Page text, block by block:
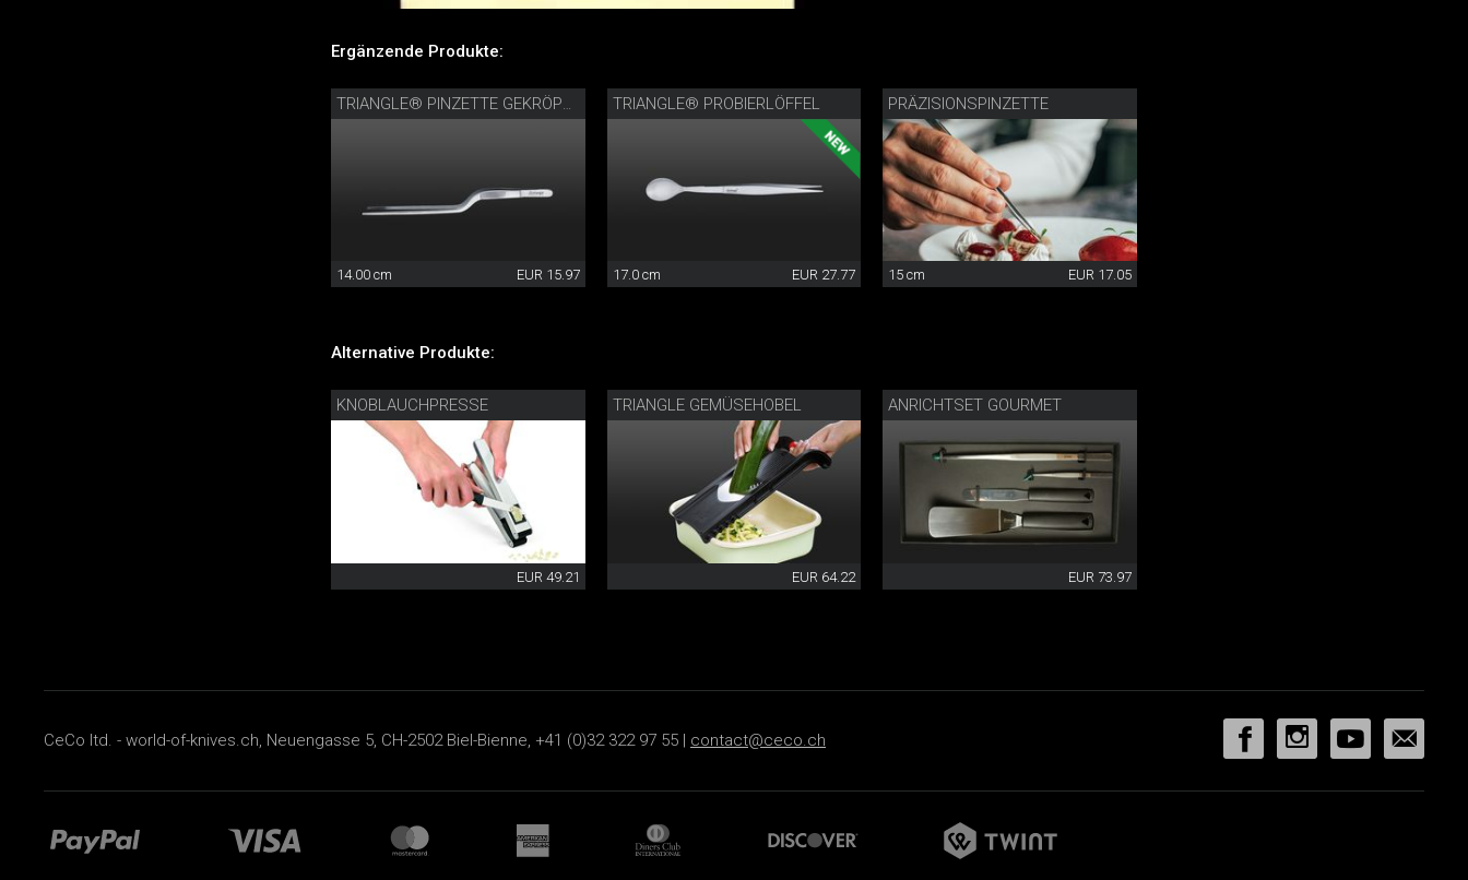
Ergänzende Produkte:
TRIANGLE® PINZETTE GEKRÖPFT
14.00 cm EUR 15.97
TRIANGLE® PROBIERLÖFFEL
17.0 cm EUR 27.77
PRÄZISIONSPINZETTE
15 cm EUR 17.05
Alternative Produkte:
KNOBLAUCHPRESSE
EUR 49.21
TRIANGLE GEMÜSEHOBEL
EUR 64.22
ANRICHTSET GOURMET
EUR 73.97
CeCo ltd. - world-of-knives.ch, Neuengasse 5, CH-2502 Biel-Bienne, +41 (0)32 322 97 55 | contact@ceco.ch